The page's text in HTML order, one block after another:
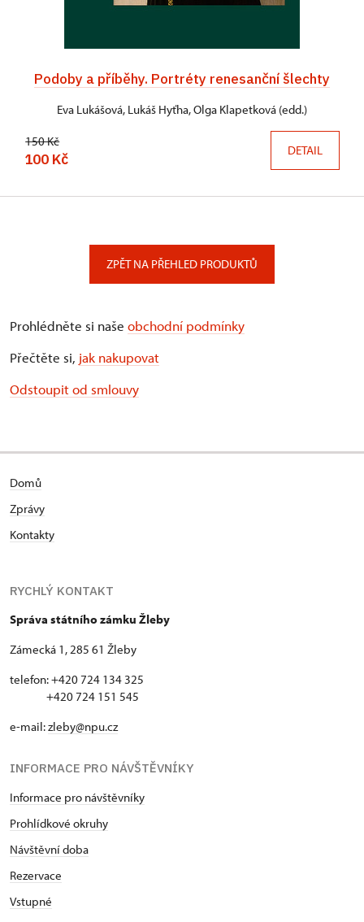
Podoby a příběhy. Portréty renesanční šlechty
Eva Lukášová, Lukáš Hyťha, Olga Klapetková (edd.)
150 Kč
100 Kč DETAIL
ZPĚT NA PŘEHLED PRODUKTŮ
Prohlédněte si naše obchodní podmínky
Přečtěte si, jak nakupovat
Odstoupit od smlouvy
Domů
Zprávy
Kontakty
RYCHLÝ KONTAKT
Správa státního zámku Žleby
Zámecká 1, 285 61 Žleby
telefon: +420 724 134 325
+420 724 151 545
e-mail:zleby@npu.cz
INFORMACE PRO NÁVŠTĚVNÍKY
Informace pro návštěvníky
Prohlídkové okruhy
Návštěvní doba
Rezervace
Vstupné